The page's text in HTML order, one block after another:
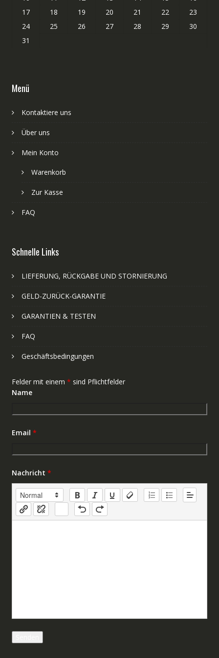
17
18 19 20 21 22
23
24
25 26 27 28 29
30
31
Menü
Kontaktiere uns
Über uns
Mein Konto
Warenkorb
Zur Kasse
FAQ
Schnelle Links
LIEFERUNG, RÜCKGABE UND STORNIERUNG
GELD-ZURÜCK-GARANTIE
GARANTIEN & TESTEN
FAQ
Geschäftsbedingungen
Felder mit einem * sind Pflichtfelder
Name
Email *
Nachricht *